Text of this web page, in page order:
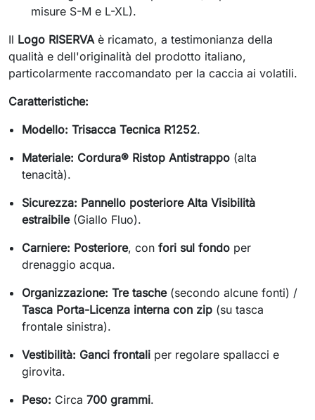
misure S-M e L-XL).
Il Logo RISERVAè ricamato, a testimonianza della
qualità e dell'originalità del prodotto italiano,
particolarmente raccomandato per la caccia ai volatili.
Caratteristiche:
Modello: Trisacca Tecnica R1252.
Materiale: Cordura® Ristop Antistrappo (alta
tenacità).
Sicurezza: Pannello posteriore Alta Visibilità
estraibile(Giallo Fluo).
Carniere: Posteriore, confori sul fondo per
drenaggio acqua.
Organizzazione: Tre tasche(secondo alcune fonti) /
Tasca Porta-Licenza interna con zip (su tasca
frontale sinistra).
Vestibilità: Ganci frontali per regolare spallacci e
girovita.
Peso: Circa700 grammi.